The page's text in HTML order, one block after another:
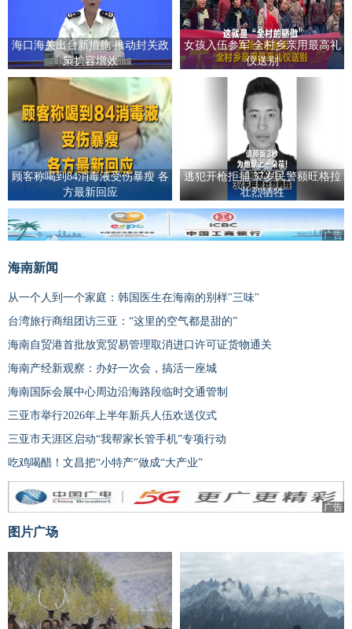
海口海关出台新措施 推动封关政
策扩容增效
女孩入伍参军 全村乡亲用最高礼
仪送别
顾客称喝到84消毒液受伤暴瘦 各
方最新回应
逃犯开枪拒捕 37岁民警额旺格拉
壮烈牺牲
广告
海南新闻
从一个人到一个家庭：韩国医生在海南的别样"三味"
台湾旅行商组团访三亚：“这里的空气都是甜的”
海南自贸港首批放宽贸易管理取消进口许可证货物通关
海南产经新观察：办好一次会，搞活一座城
海南国际会展中心周边沿海路段临时交通管制
三亚市举行2026年上半年新兵人伍欢送仪式
三亚市天涯区启动“我帮家长管手机”专项行动
吃鸡喝醋！文昌把“小特产”做成“大产业”
广告
图片广场